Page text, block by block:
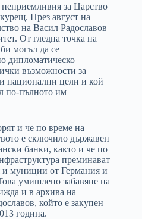
за Царство
През август на
на Васил Радославов
От гледна точка на
могъл да се
дипломатическо
възможности за
национални цели и кой
по-пълното им
и че по време на
е сключило държавен
банки, както и че по
преминават
муниции от Германия и
умишлено забавяне на
и в архива на
който е закупен
година.